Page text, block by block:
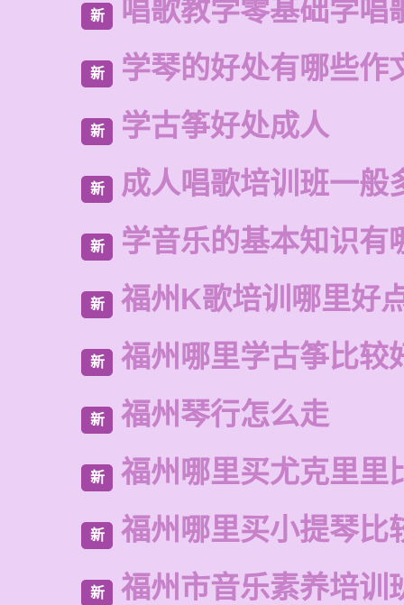
新 唱歌教学零基础学唱
新 学琴的好处有哪些作
新 学古筝好处成人
新 成人唱歌培训班一般
新 学音乐的基本知识有
新 福州K歌培训哪里好
新 福州哪里学古筝比较
新 福州琴行怎么走
新 福州哪里买尤克里里
新 福州哪里买小提琴比
新 福州市音乐素养培训